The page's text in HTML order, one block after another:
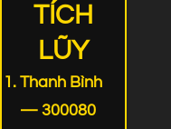
TÍCH
LŨY
Thanh Bình
— 300080